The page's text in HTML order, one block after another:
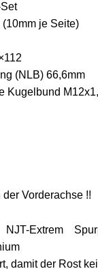
je Seite)
(NLB) 66,6mm
Kugelbund
Vorderachse !!
Extrem
damit der Rost